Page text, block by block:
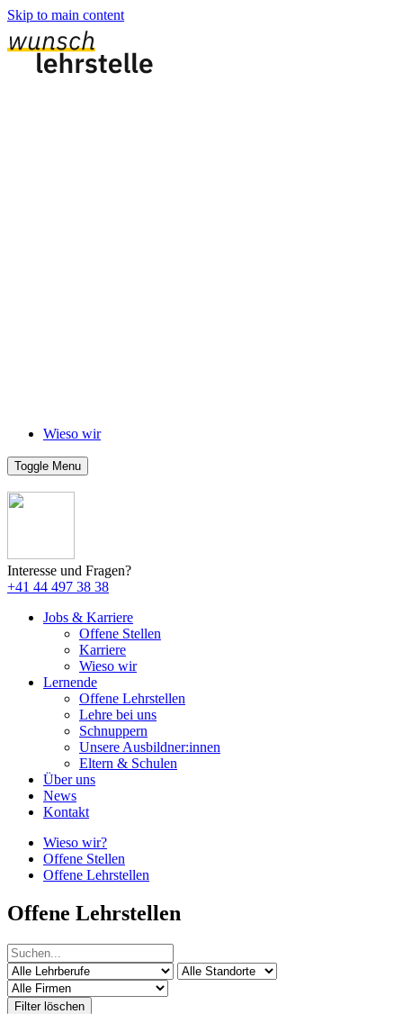
Skip to main content
Wieso wir
Toggle Menu
Interesse und Fragen?
+41 44 497 38 38
Jobs & Karriere
Offene Stellen
Karriere
Wieso wir
Lernende
Offene Lehrstellen
Lehre bei uns
Schnuppern
Unsere Ausbildner:innen
Eltern & Schulen
Über uns
News
Kontakt
Wieso wir?
Offene Stellen
Offene Lehrstellen
Offene Lehrstellen
Filter löschen